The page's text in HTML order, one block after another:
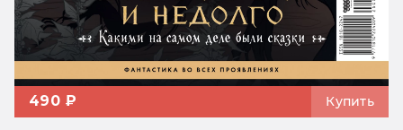
490 ₽ Купить